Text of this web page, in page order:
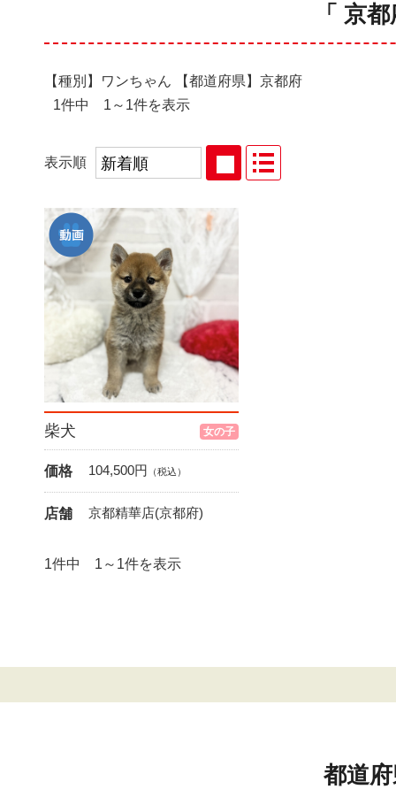
「 京
【種別】ワンちゃん 【都道府県】京都府
1件中 1～1件を表示
表示順
柴犬 女の子
価格 104,500円 （税込）
店舗 京都精華店(京都府)
1件中 1～1件を表示
都道